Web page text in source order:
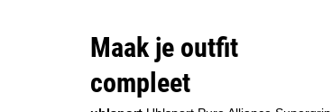
Maak je outfit
compleet